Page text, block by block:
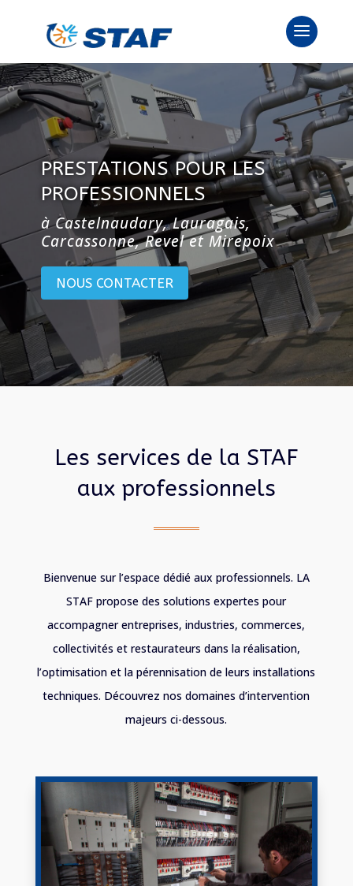
PRESTATIONS POUR LES
PROFESSIONNELS
à Castelnaudary, Lauragais,
Carcassonne, Revel et Mirepoix
NOUS CONTACTER
Les services de la STAF
aux professionnels
Bienvenue sur l’espace dédié aux professionnels. LA
STAF propose des solutions expertes pour
accompagner entreprises, industries, commerces,
collectivités et restaurateurs dans la réalisation,
l’optimisation et la pérennisation de leurs installations
techniques. Découvrez nos domaines d’intervention
majeurs ci-dessous.